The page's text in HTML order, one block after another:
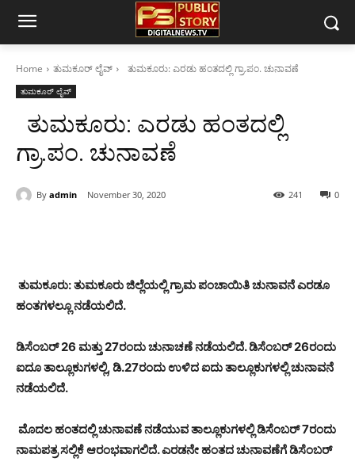
Home ತುಮಕೂರ್ ಲೈವ್ ತುಮಕೂರು: ಎರಡು ಹಂತದಲ್ಲಿ ಗ್ರಾ.ಪಂ. ಚುನಾವಣೆ
ತುಮಕೂರ್ ಲೈವ್
ತುಮಕೂರು: ಎರಡು ಹಂತದಲ್ಲಿ
ಗ್ರಾ.ಪಂ. ಚುನಾವಣೆ
By admin November 30, 2020 0
241
ತುಮಕೂರು: ತುಮಕೂರು ಜಿಲ್ಲೆಯಲ್ಲಿ ಗ್ರಾಮ ಪಂಚಾಯಿತಿ ಚುನಾವನೆ ಎರಡೂ
ಹಂತಗಳಲ್ಲೂ ನಡೆಯಲಿದೆ.
ಡಿಸೆಂಬರ್ 26 ಮತ್ತು 27ರಂದು ಚುನಾಚಣೆ ನಡೆಯಲಿದೆ. ಡಿಸೆಂಬರ್ 26ರಂದು
ಐದೂ ತಾಲ್ಲೂಕುಗಳಲ್ಲಿ, ಡಿ.27ರಂದು ಉಳಿದ ಐದು ತಾಲ್ಲೂಕುಗಳಲ್ಲಿ ಚುನಾವನೆ
ನಡೆಯಲಿದೆ.
ಮೊದಲ ಹಂತದಲ್ಲಿ ಚುನಾವಣೆ ನಡೆಯುವ ತಾಲ್ಲೂಕುಗಳಲ್ಲಿ ಡಿಸೆಂಬರ್ 7ರಂದು
ನಾಮಪತ್ರ ಸಲ್ಲಿಕೆ ಆರಂಭವಾಗಲಿದೆ. ಎರಡನೇ ಹಂತದ ಚುನಾವಣೆಗೆ ಡಿಸೆಂಬರ್